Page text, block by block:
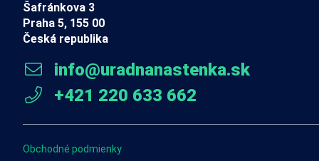
Šafránkova 3
Praha 5, 155 00
Česká republika
info@uradnanastenka.sk
+421 220 633 662
Obchodné podmienky